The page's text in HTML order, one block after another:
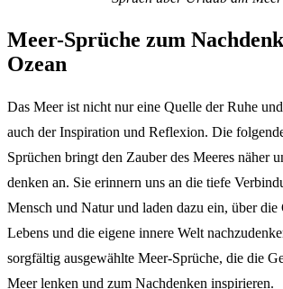
Meer-Sprü­che zum
Ozean
Das Meer ist nicht nur eine Quel­le der Ruhe
auch der Inspi­ra­ti­on und Refle­xi­on. Die
Sprü­chen bringt den Zauber des Meeres näher
den­ken an. Sie erin­nern uns an die tiefe
Mensch und Natur und laden dazu ein, über die
Lebens und die eige­ne inne­re Welt
sorg­fäl­tig ausge­wähl­te Meer-Sprü­che, die die
Meer lenken und zum Nach­den­ken inspi­rie­ren.